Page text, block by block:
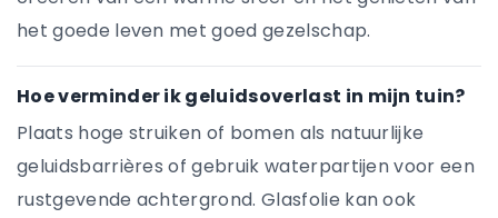
het goede leven met goed gezelschap.
Hoe verminder ik geluidsoverlast in mijn tuin?
Plaats hoge struiken of bomen als natuurlijke
geluidsbarrières of gebruik waterpartijen voor een
rustgevende achtergrond. Glasfolie kan ook